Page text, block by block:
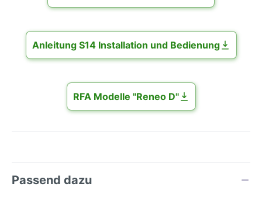
Anleitung S14 Installation und Bedienung
RFA Modelle "Reneo D"
Passend dazu